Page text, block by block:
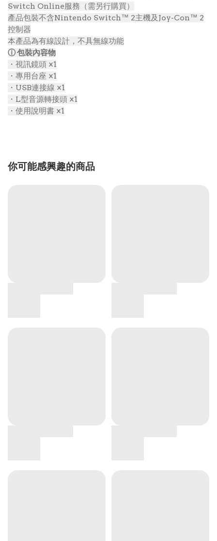
Switch Online服務（需另行購買）
產品包裝不含Nintendo Switch™ 2主機及Joy-Con™ 2
控制器
本產品為有線設計，不具無線功能
ⓘ 包裝內容物
・視訊鏡頭 ×1
・專用台座 ×1
・USB連接線 ×1
・L型音源轉接頭 ×1
・使用說明書 ×1
你可能感興趣的商品